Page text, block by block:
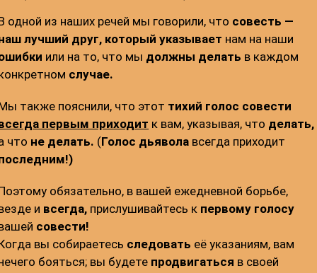
одной из наших речей мы говорили, что совесть —
лучший друг, который указывает нам на наши
или на то, что мы должны делать в каждом
случае.
также пояснили, что этот тихий голос совести
первым приходит к вам, указывая, что делать,
что не делать. (Голос дьявола всегда приходит
обязательно, в вашей ежедневной борьбе,
и всегда, прислушивайтесь к первому голосу
совести!
вы собираетесь следовать её указаниям, вам
бояться; вы будете продвигаться в своей